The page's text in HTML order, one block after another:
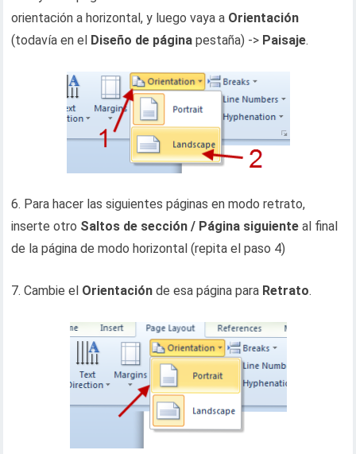
orientación a horizontal, y luego vaya a Orientación
(todavía en el Diseño de página pestaña) -> Paisaje.
6. Para hacer las siguientes páginas en modo retrato,
inserte otro Saltos de sección / Página siguiente al final
de la página de modo horizontal (repita el paso 4)
7. Cambie el Orientación de esa página para Retrato.